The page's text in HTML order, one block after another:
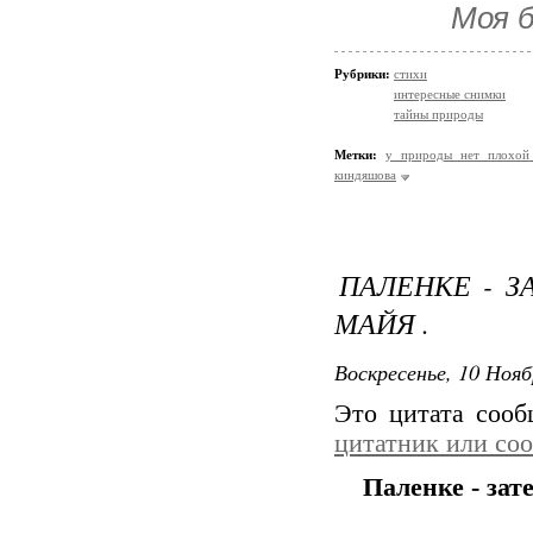
Моя
Рубрики: стихи
интересные снимки
тайны природы
Метки:
у природы нет плохой
киндяшова
ПАЛЕНКЕ -
МАЙЯ .
Воскресенье, 10
Это цитата
цитатник или
Паленке -